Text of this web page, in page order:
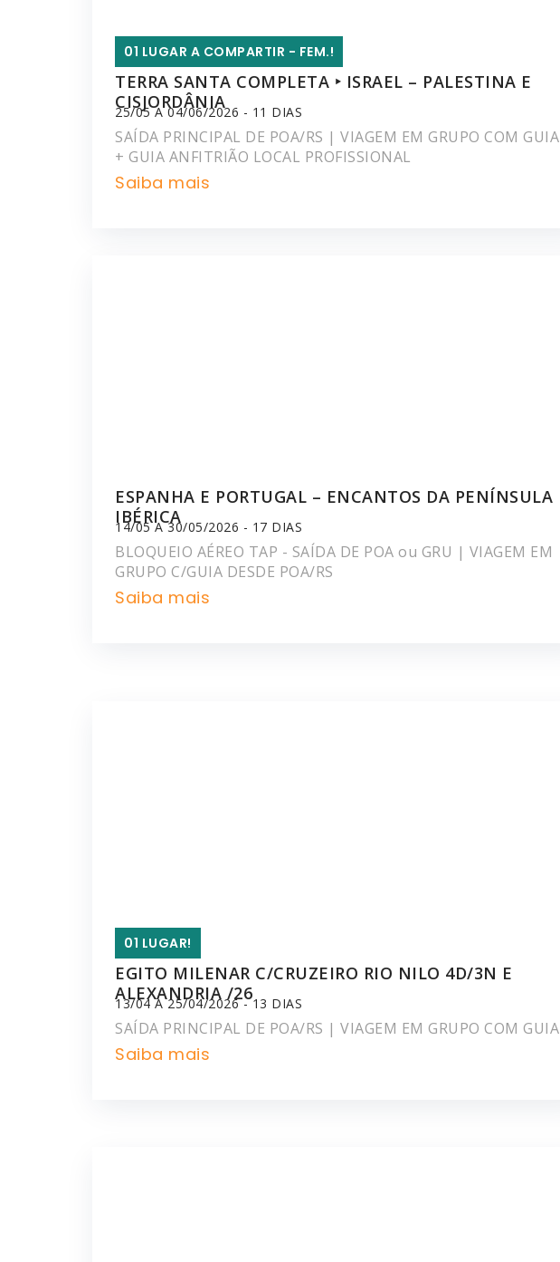
01 LUGAR A COMPARTIR - FEM.!
TERRA SANTA COMPLETA ‣ ISRAEL – PALESTINA E
CISJORDÂNIA
25/05 A 04/06/2026 - 11 DIAS
SAÍDA PRINCIPAL DE POA/RS | VIAGEM EM GRUPO COM GUIA
+ GUIA ANFITRIÃO LOCAL PROFISSIONAL
Saiba mais
ESPANHA E PORTUGAL – ENCANTOS DA PENÍNSULA
IBÉRICA
14/05 A 30/05/2026 - 17 DIAS
BLOQUEIO AÉREO TAP - SAÍDA DE POA ou GRU | VIAGEM EM
GRUPO C/GUIA DESDE POA/RS
Saiba mais
01 LUGAR!
EGITO MILENAR C/CRUZEIRO RIO NILO 4D/3N E
ALEXANDRIA /26
13/04 A 25/04/2026 - 13 DIAS
SAÍDA PRINCIPAL DE POA/RS | VIAGEM EM GRUPO COM GUIA
Saiba mais